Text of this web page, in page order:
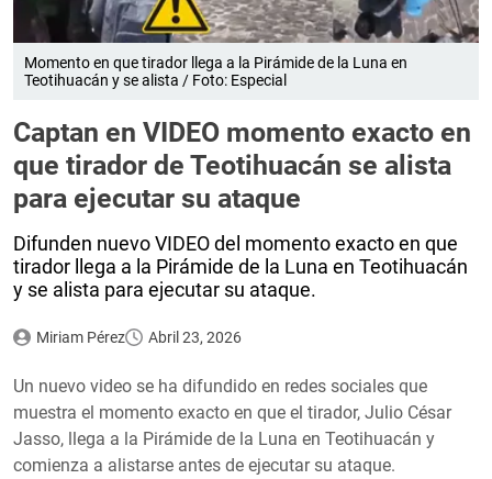
Momento en que tirador llega a la Pirámide de la Luna en
Teotihuacán y se alista / Foto: Especial
Captan en VIDEO momento exacto en
que tirador de Teotihuacán se alista
para ejecutar su ataque
Difunden nuevo VIDEO del momento exacto en que
tirador llega a la Pirámide de la Luna en Teotihuacán
y se alista para ejecutar su ataque.
Miriam Pérez Abril 23, 2026
Un nuevo video se ha difundido en redes sociales que
muestra el momento exacto en que el tirador, Julio César
Jasso, llega a la Pirámide de la Luna en Teotihuacán y
comienza a alistarse antes de ejecutar su ataque.